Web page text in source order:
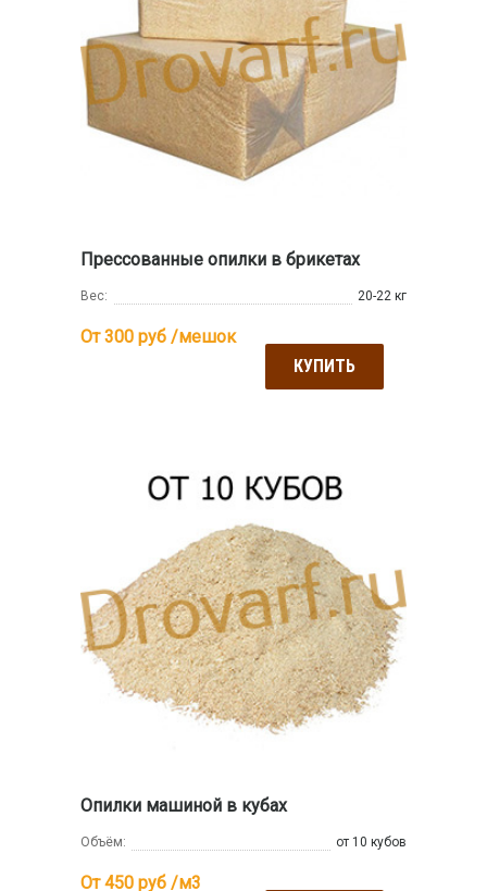
Прессованные опилки в брикетах
Вес: 20-22 кг
От 300 руб /мешок
КУПИТЬ
Опилки машиной в кубах
Объём: от 10 кубов
От 450 руб /м3